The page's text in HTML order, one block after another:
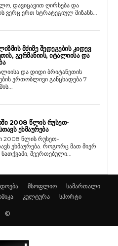
დავიცავით ღირსება და
ვერც ერთ სტრატეგიულ მიზანს...
ᲛᲫᲘᲛᲔ ᲨᲔᲓᲔᲒᲔᲑᲘᲡ ᲙᲘᲓᲔᲕ
ᲒᲔᲠᲛᲐᲜᲘᲘᲡ, ᲘᲢᲐᲚᲘᲘᲡᲐ ᲓᲐ
და დიდი ბრიტანეთის
ერთობლივი განცხადება 7
2008 ᲬᲚᲘᲡ ᲠᲣᲡᲔᲗ-
ᲔᲮᲛᲐᲣᲠᲔᲑᲐ
2008 წლის რუსეთ-
როგორც მათ მიერ
შეერთებული...
მსოფლიო
სამართალი
კულტურა სპორტი
©